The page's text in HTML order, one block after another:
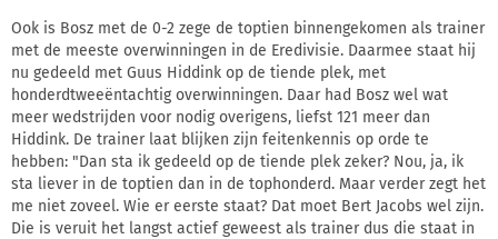
Ook is Bosz met de 0-2 zege de toptien binnengekomen als trainer
met de meeste overwinningen in de Eredivisie. Daarmee staat hij
nu gedeeld met Guus Hiddink op de tiende plek, met
honderdtweeëntachtig overwinningen. Daar had Bosz wel wat
meer wedstrijden voor nodig overigens, liefst 121 meer dan
Hiddink. De trainer laat blijken zijn feitenkennis op orde te
hebben: "Dan sta ik gedeeld op de tiende plek zeker? Nou, ja, ik
sta liever in de toptien dan in de tophonderd. Maar verder zegt het
me niet zoveel. Wie er eerste staat? Dat moet Bert Jacobs wel zijn.
Die is veruit het langst actief geweest als trainer dus die staat in